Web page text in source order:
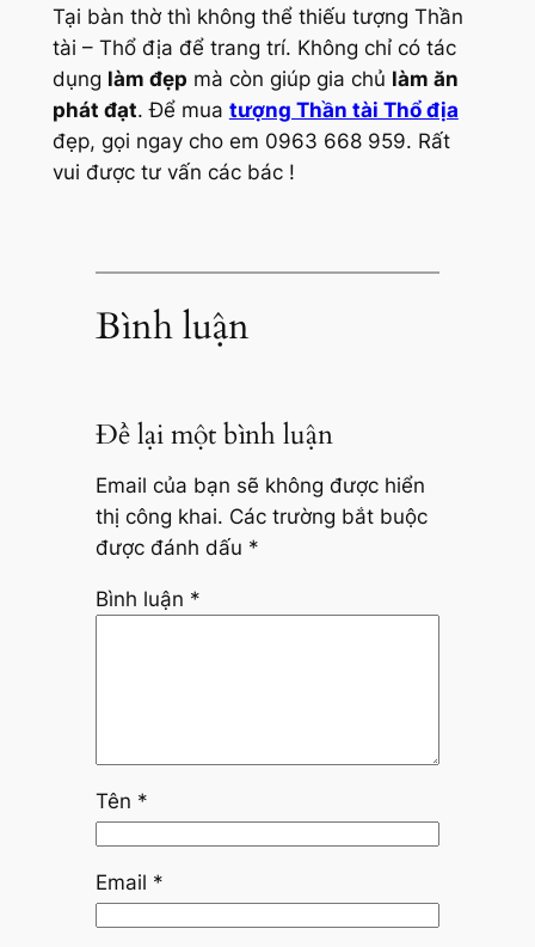
Tại bàn thờ thì không thể thiếu tượng Thần
tài – Thổ địa để trang trí. Không chỉ có tác
dụng làm đẹp mà còn giúp gia chủ làm ăn
phát đạt. Để mua tượng Thần tài Thổ địa
đẹp, gọi ngay cho em 0963 668 959. Rất
vui được tư vấn các bác !
Bình luận
Để lại một bình luận
Email của bạn sẽ không được hiển
thị công khai. Các trường bắt buộc
được đánh dấu *
Bình luận *
Tên *
Email *